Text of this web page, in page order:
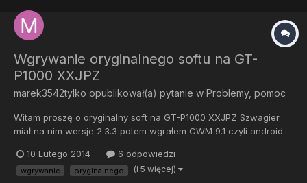
Wgrywanie oryginalnego softu na GT-
P1000 XXJPZ
marek3542tylko opublikował(a) pytanie w Problemy, pomoc
Witam proszę o oryginalny soft na GT-P1000 XXJPZ Szwagier
miał na nim wersje 2.3.3 potem wgrałem CWM 9.1 czyli android
oraz nie podpasywał szwagrowi wgrałem plikiem jednoplikowym
odin 1.83 ale podczas uruchomienia jest tylko log...
10 Lutego 2014 6 odpowiedzi
wgrywanie oryginalnego (i 5 więcej)